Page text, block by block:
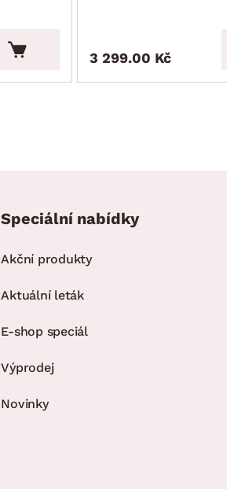
3 299.00 Kč
Speciální nabídky
Akční produkty
Aktuální leták
E-shop speciál
Výprodej
Novinky